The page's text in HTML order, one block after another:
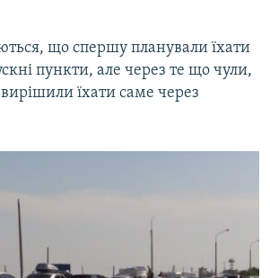
КРИМУ
що спершу планували їхати
пункти, але через те що чули,
їхати саме через